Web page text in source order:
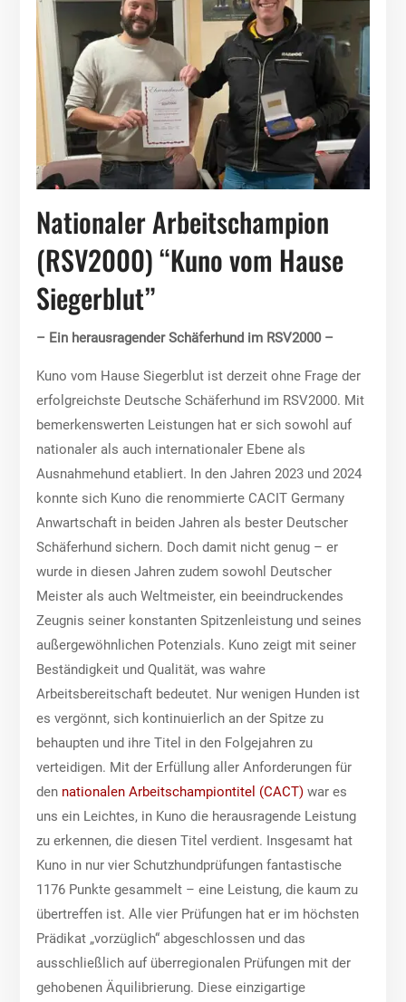
Nationaler Arbeitschampion
(RSV2000) “Kuno vom Hause
Siegerblut”
– Ein herausragender Schäferhund im RSV2000 –
Kuno vom Hause Siegerblut ist derzeit ohne Frage der
erfolgreichste Deutsche Schäferhund im RSV2000. Mit
bemerkenswerten Leistungen hat er sich sowohl auf
nationaler als auch internationaler Ebene als
Ausnahmehund etabliert. In den Jahren 2023 und 2024
konnte sich Kuno die renommierte CACIT Germany
Anwartschaft in beiden Jahren als bester Deutscher
Schäferhund sichern. Doch damit nicht genug – er
wurde in diesen Jahren zudem sowohl Deutscher
Meister als auch Weltmeister, ein beeindruckendes
Zeugnis seiner konstanten Spitzenleistung und seines
außergewöhnlichen Potenzials. Kuno zeigt mit seiner
Beständigkeit und Qualität, was wahre
Arbeitsbereitschaft bedeutet. Nur wenigen Hunden ist
es vergönnt, sich kontinuierlich an der Spitze zu
behaupten und ihre Titel in den Folgejahren zu
verteidigen. Mit der Erfüllung aller Anforderungen für
den nationalen Arbeitschampiontitel (CACT) war es
uns ein Leichtes, in Kuno die herausragende Leistung
zu erkennen, die diesen Titel verdient. Insgesamt hat
Kuno in nur vier Schutzhundprüfungen fantastische
1176 Punkte gesammelt – eine Leistung, die kaum zu
übertreffen ist. Alle vier Prüfungen hat er im höchsten
Prädikat „vorzüglich“ abgeschlossen und das
ausschließlich auf überregionalen Prüfungen mit der
gehobenen Äquilibrierung. Diese einzigartige